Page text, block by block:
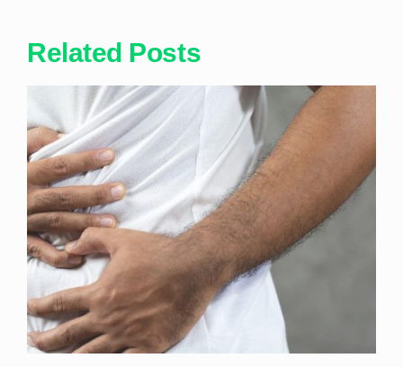
Related Posts